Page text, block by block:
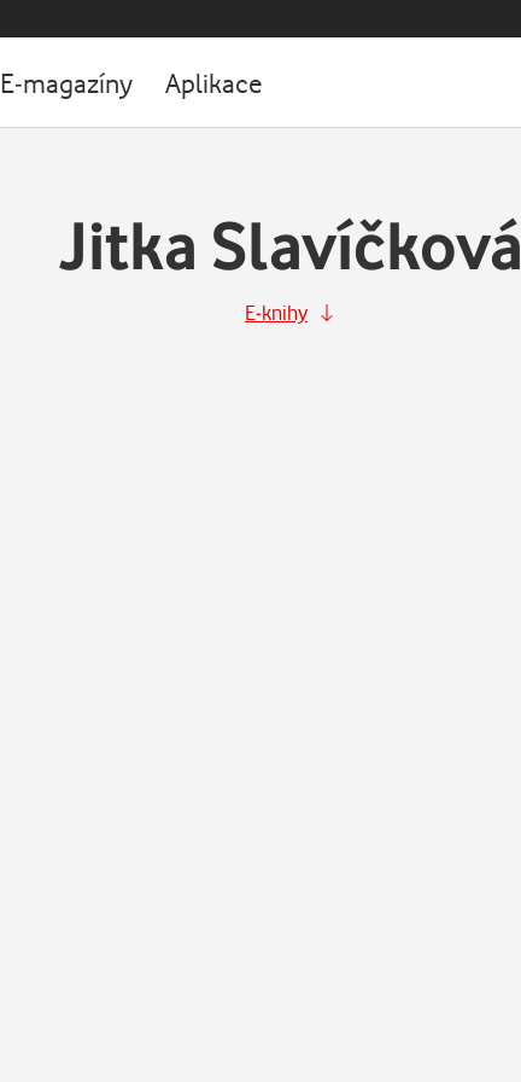
E-magazíny Aplikace
Jitka Slavíčková
E-knihy